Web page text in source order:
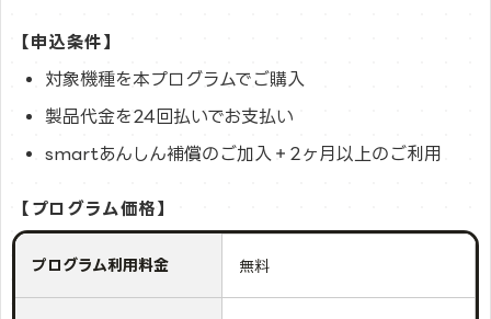
【申込条件】
対象機種を本プログラムでご購入
製品代金を24回払いでお支払い
smartあんしん補償のご加入＋2ヶ月以上のご利用
【プログラム価格】
プログラム利用料金 無料